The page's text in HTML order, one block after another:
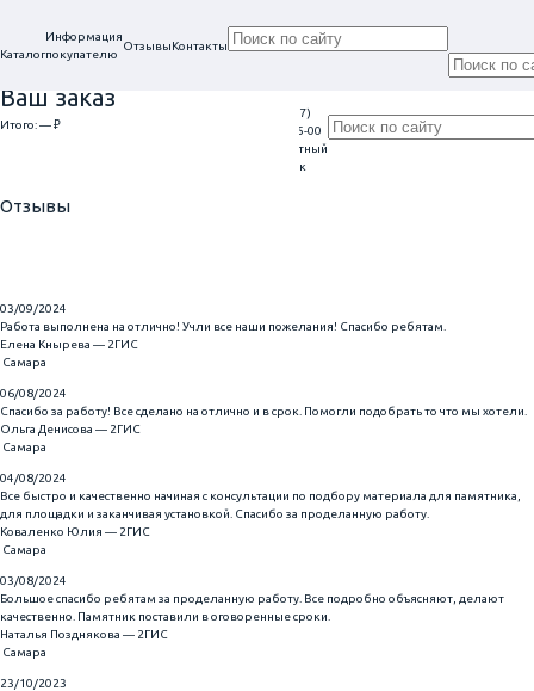
Каталог
Информация
покупателю
ОтзывыКонтакты
Ваш заказ
Итого:— ₽
Проконсультируем
+7 (917)
113-05-00
Обратный
звонок
Отзывы
03/09/2024
Работа выполнена на отлично! Учли все наши пожелания! Спасибо ребятам.
​Елена Кнырева — 2ГИС
Самара
06/08/2024
Спасибо за работу! Все сделано на отлично и в срок. Помогли подобрать то что мы хотели.
​Ольга Денисова — 2ГИС
Самара
04/08/2024
Все быстро и качественно начиная с консультации по подбору материала для памятника,
для площадки и заканчивая установкой. Спасибо за проделанную работу.
​Коваленко Юлия — 2ГИС
Самара
03/08/2024
Большое спасибо ребятам за проделанную работу. Все подробно объясняют, делают
качественно. Памятник поставили в оговоренные сроки.
​Наталья Позднякова — 2ГИС
Самара
23/10/2023